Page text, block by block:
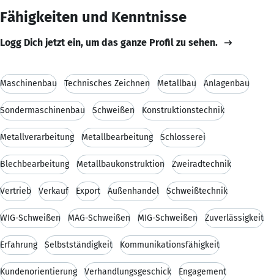
Fähigkeiten und Kenntnisse
Logg Dich jetzt ein, um das ganze Profil zu sehen.
Maschinenbau Technisches Zeichnen Metallbau Anlagenbau
Sondermaschinenbau Schweißen Konstruktionstechnik
Metallverarbeitung Metallbearbeitung Schlosserei
Blechbearbeitung Metallbaukonstruktion Zweiradtechnik
Vertrieb Verkauf Export Außenhandel Schweißtechnik
WIG-Schweißen MAG-Schweißen MIG-Schweißen Zuverlässigkeit
Erfahrung Selbstständigkeit Kommunikationsfähigkeit
Kundenorientierung Verhandlungsgeschick Engagement